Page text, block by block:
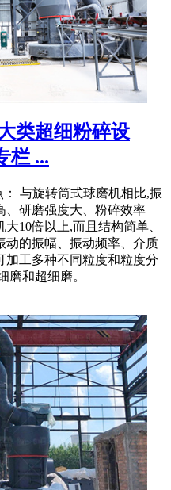
类超细粉碎设
栏 ...
与旋转筒式球磨机相比,振
、研磨强度大、粉碎效率
10倍以上,而且结构简单、
动的振幅、振动频率、介质
加工多种不同粒度和粒度分
磨和超细磨。